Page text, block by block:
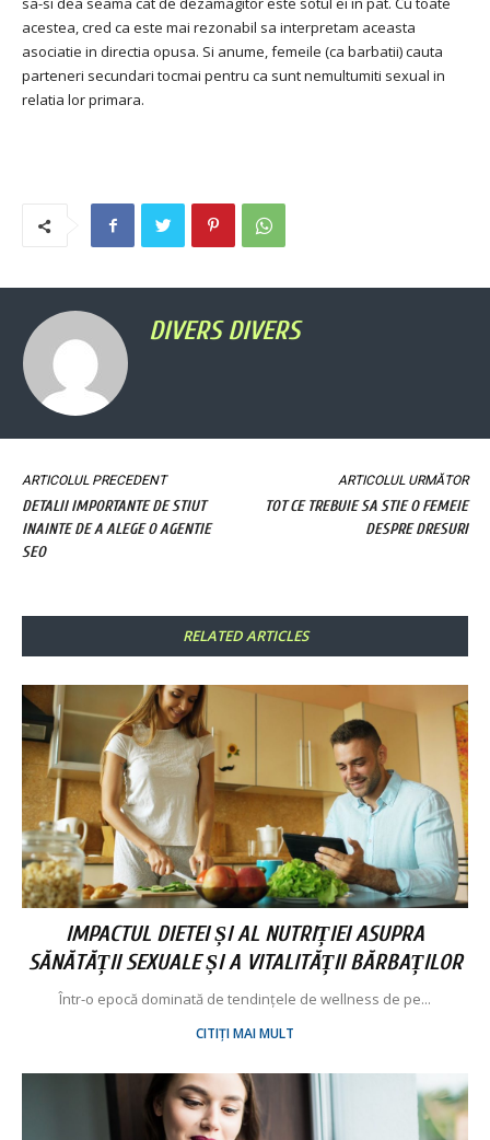
acestea, cred ca este mai rezonabil sa interpretam aceasta
asociatie in directia opusa. Si anume, femeile (ca barbatii) cauta
parteneri secundari tocmai pentru ca sunt nemultumiti sexual in
relatia lor primara.
DIVERS DIVERS
ARTICOLUL PRECEDENT
DETALII IMPORTANTE DE STIUT
INAINTE DE A ALEGE O AGENTIE
SEO
ARTICOLUL URMĂTOR
TOT CE TREBUIE SA STIE O FEMEIE
DESPRE DRESURI
RELATED ARTICLES
IMPACTUL DIETEI ȘI AL NUTRIȚIEI ASUPRA
SĂNĂTĂȚII SEXUALE ȘI A VITALITĂȚII BĂRBAȚILOR
Într-o epocă dominată de tendințele de wellness de pe...
CITIȚI MAI MULT